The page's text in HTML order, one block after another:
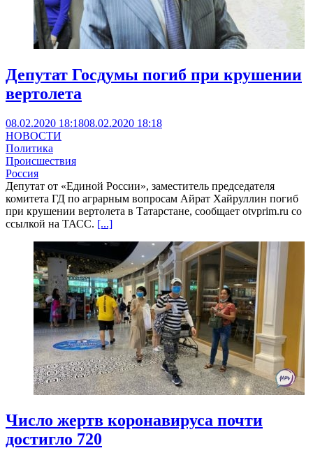
Депутат Госдумы погиб при крушении
вертолета
08.02.2020 18:1808.02.2020 18:18
НОВОСТИ
Политика
Происшествия
Россия
Депутат от «Единой России», заместитель председателя
комитета ГД по аграрным вопросам Айрат Хайруллин погиб
при крушении вертолета в Татарстане, сообщает otvprim.ru со
ссылкой на ТАСС. [...]
Число жертв коронавируса почти
достигло 720